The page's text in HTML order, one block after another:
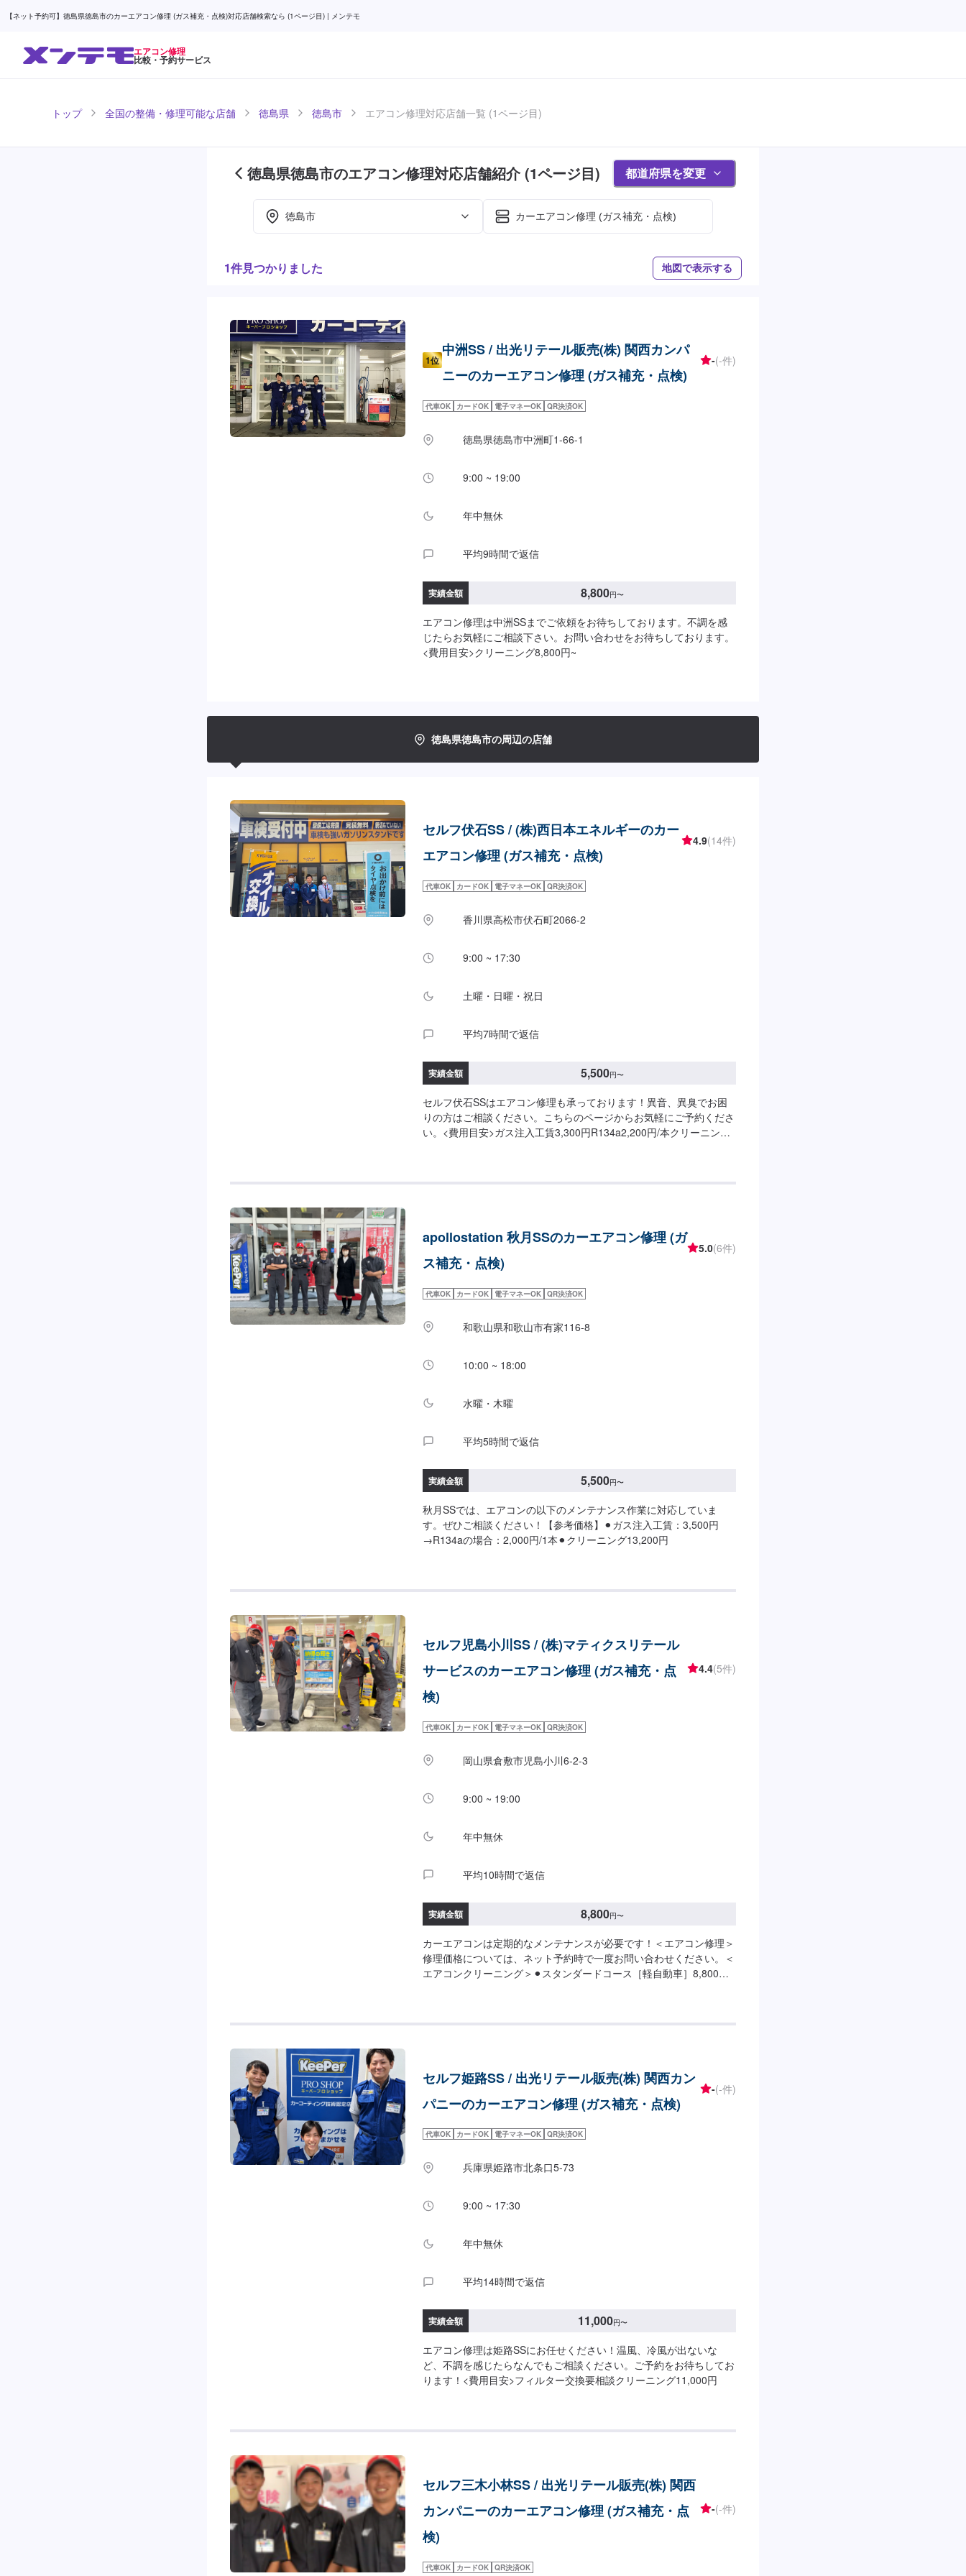
【ネット予約可】徳島県徳島市のカーエアコン修理 (ガス補充・点検)対応店舗検索なら (1ページ目) | メンテモ
エアコン修理
比較・予約サービス
トップ 全国の整備・修理可能な店舗 徳島県 徳島市 エアコン修理対応店舗一覧 (1ページ目)
徳島県徳島市のエアコン修理対応店舗紹介 (1ページ目) 都道府県を変更
徳島市 カーエアコン修理 (ガス補充・点検)
1件見つかりました 地図で表示する
1位
中洲SS / 出光リテール販売(株) 関西カンパ
ニーのカーエアコン修理 (ガス補充・点検)
-(-件)
代車OK カードOK 電子マネーOK QR決済OK
徳島県徳島市中洲町1-66-1
9:00 ~ 19:00
年中無休
平均9時間で返信
実績金額 8,800円〜
エアコン修理は中洲SSまでご依頼をお待ちしております。不調を感
じたらお気軽にご相談下さい。お問い合わせをお待ちしております。
<費用目安>クリーニング8,800円~
徳島県徳島市の周辺の店舗
セルフ伏石SS / (株)西日本エネルギーのカー
エアコン修理 (ガス補充・点検)
4.9(14件)
代車OK カードOK 電子マネーOK QR決済OK
香川県高松市伏石町2066-2
9:00 ~ 17:30
土曜・日曜・祝日
平均7時間で返信
実績金額 5,500円〜
セルフ伏石SSはエアコン修理も承っております！異音、異臭でお困
りの方はご相談ください。こちらのページからお気軽にご予約くださ
い。<費用目安>ガス注入工賃3,300円R134a2,200円/本クリーニング
apollostation 秋月SSのカーエアコン修理 (ガ
ス補充・点検)
5.0(6件)
代車OK カードOK 電子マネーOK QR決済OK
和歌山県和歌山市有家116-8
10:00 ~ 18:00
水曜・木曜
平均5時間で返信
実績金額 5,500円〜
秋月SSでは、エアコンの以下のメンテナンス作業に対応していま
す。ぜひご相談ください！【参考価格】⚫︎ガス注入工賃：3,500円
→R134aの場合：2,000円/1本⚫︎クリーニング13,200円
セルフ児島小川SS / (株)マティクスリテール
サービスのカーエアコン修理 (ガス補充・点
検)
4.4(5件)
代車OK カードOK 電子マネーOK QR決済OK
岡山県倉敷市児島小川6-2-3
9:00 ~ 19:00
年中無休
平均10時間で返信
実績金額 8,800円〜
カーエアコンは定期的なメンテナンスが必要です！＜エアコン修理＞
修理価格については、ネット予約時で一度お問い合わせください。＜
エアコンクリーニング＞⚫︎スタンダードコース［軽自動車］8,800円
セルフ姫路SS / 出光リテール販売(株) 関西カン
パニーのカーエアコン修理 (ガス補充・点検)
-(-件)
代車OK カードOK 電子マネーOK QR決済OK
兵庫県姫路市北条口5-73
9:00 ~ 17:30
年中無休
平均14時間で返信
実績金額 11,000円〜
エアコン修理は姫路SSにお任せください！温風、冷風が出ないな
ど、不調を感じたらなんでもご相談ください。ご予約をお待ちしてお
ります！<費用目安>フィルター交換要相談クリーニング11,000円
セルフ三木小林SS / 出光リテール販売(株) 関西
カンパニーのカーエアコン修理 (ガス補充・点
検)
-(-件)
代車OK カードOK QR決済OK